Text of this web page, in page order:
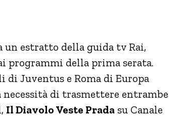
un estratto della guida tv Rai,
programmi della prima serata.
di Juventus e Roma di Europa
di trasmettere entrambe
Il Diavolo Veste Prada su Canale